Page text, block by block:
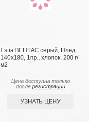
Estia ВЕНТАС серый, Плед
140х180, 1пр., хлопок, 200 г/
м2
Цена доступна только
после регистрации
УЗНАТЬ ЦЕНУ